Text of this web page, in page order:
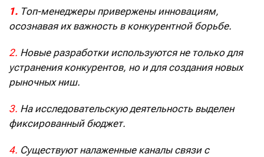
1. Топ-менеджеры привержены инновациям,
осознавая их важность в конкурентной борьбе.
2. Новые разработки используются не только для
устранения конкурентов, но и для создания новых
рыночных ниш.
3. На исследовательскую деятельность выделен
фиксированный бюджет.
4. Существуют налаженные каналы связи с